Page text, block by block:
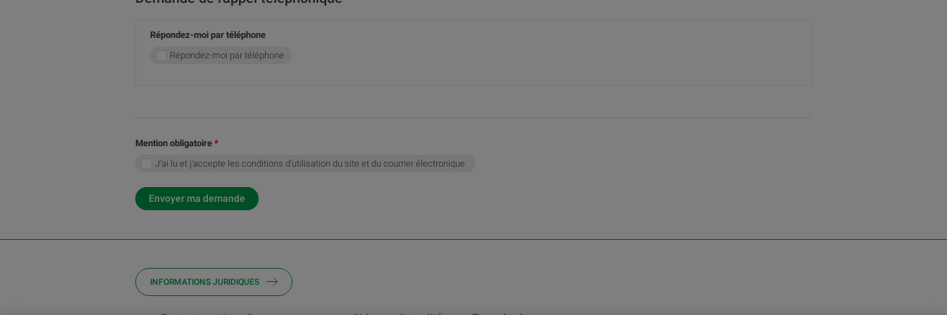
Répondez-moi par téléphone
Répondez-moi par téléphone
Mention obligatoire
J'ai lu et j'accepte les conditions d'utilisation du site et du courrier électronique.
Envoyer ma demande
INFORMATIONS JURIDIQUES